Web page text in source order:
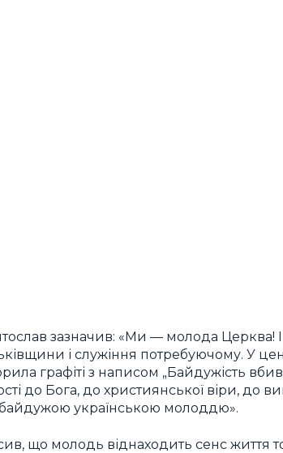
зазначив: «Ми — молода Церква!
і служіння потребуючому. У
графіті з написом „Байдужість
до Бога, до християнської віри, до
українською молоддю».
що молодь віднаходить сенс життя